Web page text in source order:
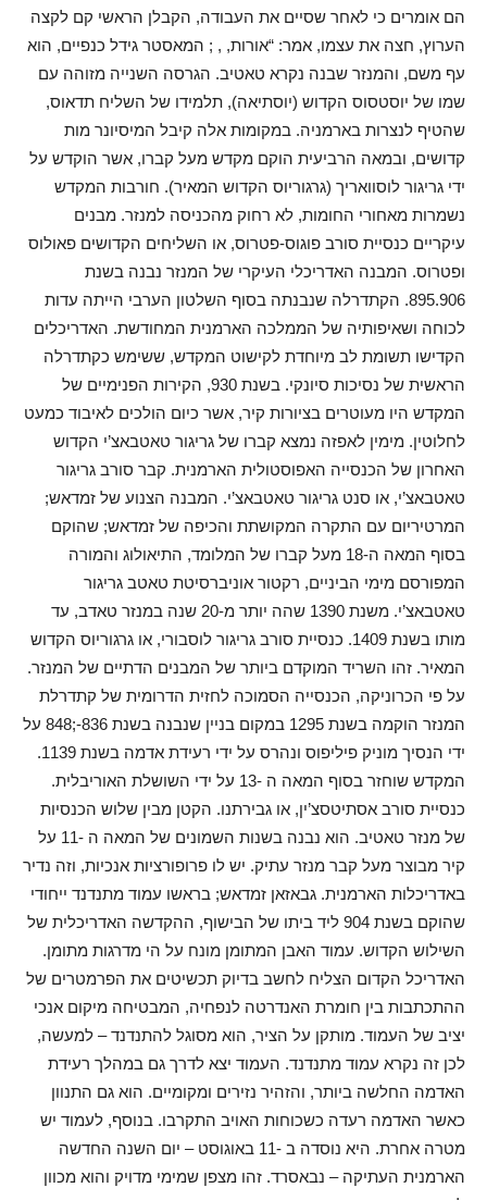
הם אומרים כי לאחר שסיים את העבודה, הקבלן הראשי קם לקצה
הערוץ, חצה את עצמו, אמר: “אורות, , ; המאסטר גידל כנפיים, הוא
עף משם, והמנזר שבנה נקרא טאטיב. הגרסה השנייה מזוהה עם
שמו של יוסטסוס הקדוש (יוסתיאה), תלמידו של השליח תדאוס,
שהטיף לנצרות בארמניה. במקומות אלה קיבל המיסיונר מות
קדושים, ובמאה הרביעית הוקם מקדש מעל קברו, אשר הוקדש על
ידי גריגור לוסוואריך (גרגוריוס הקדוש המאיר). חורבות המקדש
נשמרות מאחורי החומות, לא רחוק מהכניסה למנזר. מבנים
עיקריים כנסיית סורב פוגוס-פטרוס, או השליחים הקדושים פאולוס
ופטרוס. המבנה האדריכלי העיקרי של המנזר נבנה בשנת
895.906. הקתדרלה שנבנתה בסוף השלטון הערבי הייתה עדות
לכוחה ושאיפותיה של הממלכה הארמנית המחודשת. האדריכלים
הקדישו תשומת לב מיוחדת לקישוט המקדש, ששימש כקתדרלה
הראשית של נסיכות סיונקי. בשנת 930, הקירות הפנימיים של
המקדש היו מעוטרים בציורות קיר, אשר כיום הולכים לאיבוד כמעט
לחלוטין. מימין לאפזה נמצא קברו של גריגור טאטבאצ’י הקדוש
האחרון של הכנסייה האפוסטולית הארמנית. קבר סורב גריגור
טאטבאצ’י, או סנט גריגור טאטבאצ’י. המבנה הצנוע של זמדאש;
המרטיריום עם התקרה המקושתת והכיפה של זמדאש; שהוקם
בסוף המאה ה-18 מעל קברו של המלומד, התיאולוג והמורה
המפורסם מימי הביניים, רקטור אוניברסיטת טאטב גריגור
טאטבאצ’י. משנת 1390 שהה יותר מ-20 שנה במנזר טאדב, עד
מותו בשנת 1409. כנסיית סורב גריגור לוסבורי, או גרגוריוס הקדוש
המאיר. זהו השריד המוקדם ביותר של המבנים הדתיים של המנזר.
על פי הכרוניקה, הכנסייה הסמוכה לחזית הדרומית של קתדרלת
המנזר הוקמה בשנת 1295 במקום בניין שנבנה בשנת 836-;848 על
ידי הנסיך מוניק פיליפוס ונהרס על ידי רעידת אדמה בשנת 1139.
המקדש שוחזר בסוף המאה ה -13 על ידי השושלת האוריבלית.
כנסיית סורב אסתיטסצ’ין, או גבירתנו. הקטן מבין שלוש הכנסיות
של מנזר טאטיב. הוא נבנה בשנות השמונים של המאה ה -11 על
קיר מבוצר מעל קבר מנזר עתיק. יש לו פרופורציות אנכיות, וזה נדיר
באדריכלות הארמנית. גבאזאן זמדאש; בראשו עמוד מתנדנד ייחודי
שהוקם בשנת 904 ליד ביתו של הבישוף, ההקדשה האדריכלית של
השילוש הקדוש. עמוד האבן המתומן מונח על הי מדרגות מתומן.
האדריכל הקדום הצליח לחשב בדיוק תכשיטים את הפרמטרים של
ההתכתבות בין חומרת האנדרטה לנפחיה, המבטיחה מיקום אנכי
יציב של העמוד. מותקן על הציר, הוא מסוגל להתנדנד – למעשה,
לכן זה נקרא עמוד מתנדנד. העמוד יצא לדרך גם במהלך רעידת
האדמה החלשה ביותר, והזהיר נזירים ומקומיים. הוא גם התנוון
כאשר האדמה רעדה כשכוחות האויב התקרבו. בנוסף, לעמוד יש
מטרה אחרת. היא נוסדה ב -11 באוגוסט – יום השנה החדשה
הארמנית העתיקה – נבאסרד. זהו מצפן שמימי מדויק והוא מכוון